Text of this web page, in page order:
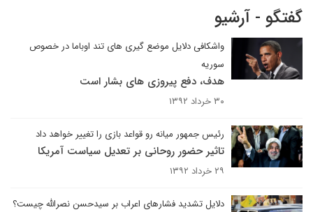
گفتگو - آرشیو
واشکافی دلایل موضع گیری های تند اوباما در خصوص
سوریه
هدف، دفع پیروزی های بشار است
۳۰ خرداد ۱۳۹۲
رئیس جمهور میانه رو قواعد بازی را تغییر خواهد داد
تاثیر حضور روحانی بر تعدیل سیاست آمریکا
۲۹ خرداد ۱۳۹۲
دلایل تشدید فشارهای اعراب بر سیدحسن نصرالله چیست؟